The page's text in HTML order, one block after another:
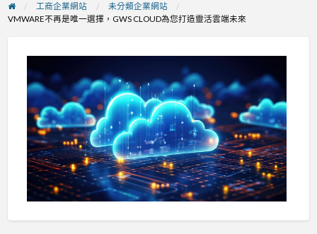
工商企業網站
未分類企業網站
VMWARE不再是唯一選擇，GWS CLOUD為您打造靈活雲端未來